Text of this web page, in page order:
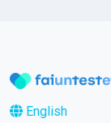
English